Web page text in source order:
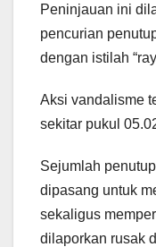
Peninjauan ini
pencurian
dengan istilah
Aksi vandalisme
sekitar pukul
Sejumlah
dipasang untuk
sekaligus
dilaporkan rusak